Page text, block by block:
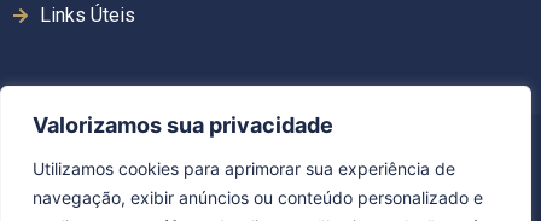
Valorizamos sua privacidade
Utilizamos cookies para aprimorar sua experiência de
navegação, exibir anúncios ou conteúdo personalizado e
Links Úteis
Copyright ©2026. Sincor MS | Todos os direitos
reservados.